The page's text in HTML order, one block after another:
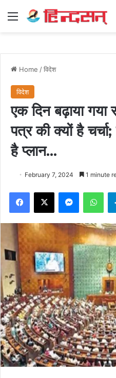
Menu
Home /विदेश
विदेश
एक दिन बढ़ाया
पत्र की क्यों है
है प्लान…
February 7, 2024 1 minute
Facebook
X Messenger